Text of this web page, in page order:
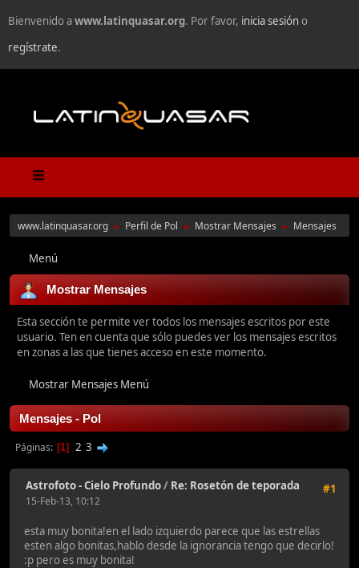
Bienvenido awww.latinquasar.org. Por favor, inicia sesióno
regístrate.
www.latinquasar.org ► Perfil de Pol ► Mostrar Mensajes ► Mensajes
Menú
Mostrar Mensajes
Esta sección te permite ver todos los mensajes escritos por este
usuario. Ten en cuenta que sólo puedes ver los mensajes escritos
en zonas a las que tienes acceso en este momento.
Mostrar Mensajes Menú
Mensajes - Pol
Páginas 1 2 3
#1
Astrofoto - Cielo Profundo/ Re: Rosetón de teporada
15-Feb-13, 10:12
esta muy bonita!en el lado izquierdo parece que las estrellas
esten algo bonitas,hablo desde la ignorancia tengo que decirlo!
:p pero es muy bonita!